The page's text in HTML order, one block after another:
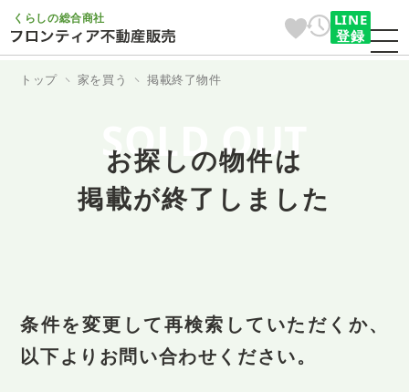
くらしの総合商社
LINE
登録
トップ 家を買う 掲載終了物件
SOLD OUT
お探しの物件は
掲載が終了しました
条件を変更して再検索していただくか、
以下よりお問い合わせください。